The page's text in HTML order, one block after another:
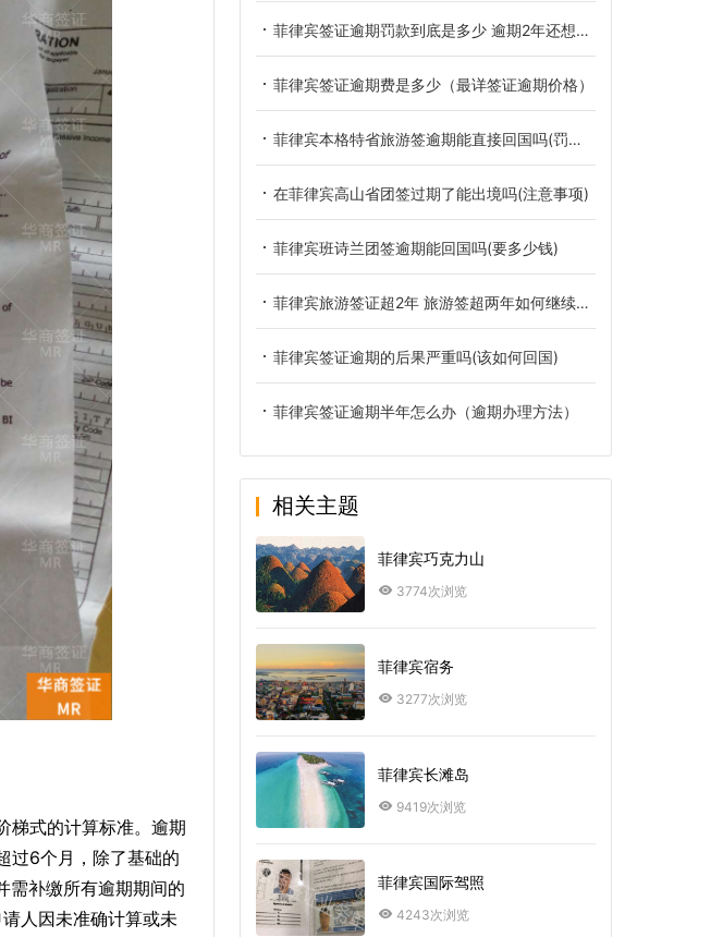
梯式的计算标准。逾期
过6个月，除了基础的
需补缴所有逾期期间的
人因未准确计算或未
菲律宾签证逾期罚款到底是多少 逾期2年还想留在菲律宾怎么做
菲律宾签证逾期费是多少（最详签证逾期价格）
菲律宾本格特省旅游签逾期能直接回国吗(罚款多少)
在菲律宾高山省团签过期了能出境吗(注意事项)
菲律宾班诗兰团签逾期能回国吗(要多少钱)
菲律宾旅游签证超2年 旅游签超两年如何继续停留
菲律宾签证逾期的后果严重吗(该如何回国)
菲律宾签证逾期半年怎么办（逾期办理方法）
相关主题
菲律宾巧克力山
3774次浏览
菲律宾宿务
3277次浏览
菲律宾长滩岛
9419次浏览
菲律宾国际驾照
4243次浏览